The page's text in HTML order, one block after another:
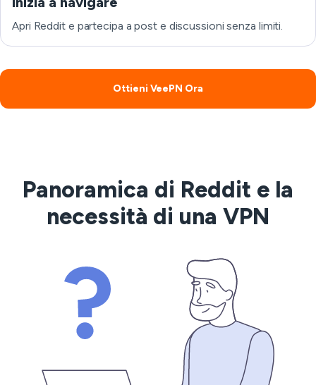
Apri Reddit e partecipa a post e discussioni senza limiti.
Ottieni VeePN Ora
Panoramica di Reddit e la
necessità di una VPN